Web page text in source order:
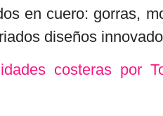
en cuero: gorras,
diseños
costeras por